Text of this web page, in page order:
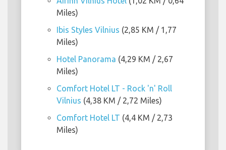
Miles)
Ibis Styles Vilnius (2,85 KM / 1,77
Miles)
Hotel Panorama (4,29 KM / 2,67
Miles)
Comfort Hotel LT - Rock 'n' Roll
Vilnius (4,38 KM / 2,72 Miles)
Comfort Hotel LT (4,4 KM / 2,73
Miles)